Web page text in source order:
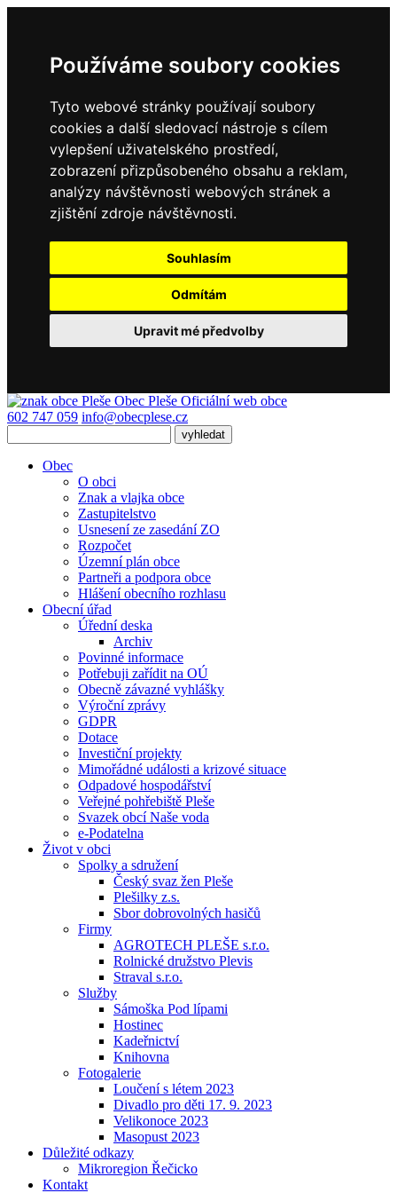
Používáme soubory cookies
Tyto webové stránky používají soubory
cookies a další sledovací nástroje s cílem
vylepšení uživatelského prostředí,
zobrazení přizpůsobeného obsahu a reklam,
analýzy návštěvnosti webových stránek a
zjištění zdroje návštěvnosti.
Souhlasím
Odmítám
Upravit mé předvolby
Obec Pleše Oficiální web obce
602 747 059 info@obecplese.cz
Obec
O obci
Znak a vlajka obce
Zastupitelstvo
Usnesení ze zasedání ZO
Rozpočet
Územní plán obce
Partneři a podpora obce
Hlášení obecního rozhlasu
Obecní úřad
Úřední deska
Archiv
Povinné informace
Potřebuji zařídit na OÚ
Obecně závazné vyhlášky
Výroční zprávy
GDPR
Dotace
Investiční projekty
Mimořádné události a krizové situace
Odpadové hospodářství
Veřejné pohřebiště Pleše
Svazek obcí Naše voda
e-Podatelna
Život v obci
Spolky a sdružení
Český svaz žen Pleše
Plešilky z.s.
Sbor dobrovolných hasičů
Firmy
AGROTECH PLEŠE s.r.o.
Rolnické družstvo Plevis
Straval s.r.o.
Služby
Sámoška Pod lípami
Hostinec
Kadeřnictví
Knihovna
Fotogalerie
Loučení s létem 2023
Divadlo pro děti 17. 9. 2023
Velikonoce 2023
Masopust 2023
Důležité odkazy
Mikroregion Řečicko
Kontakt